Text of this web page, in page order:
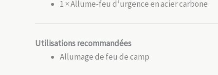
1 × Allume-feu d’urgence en acier carbone
Utilisations recommandées
Allumage de feu de camp